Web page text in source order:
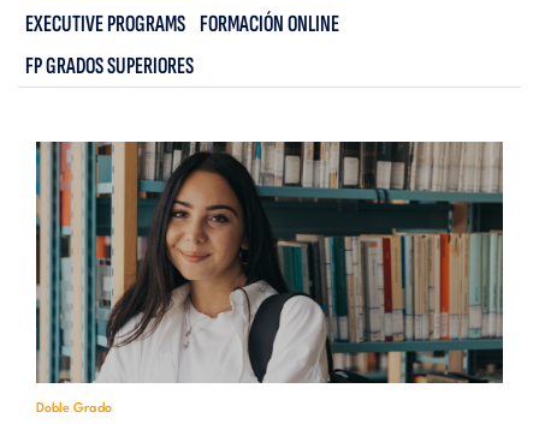
EXECUTIVE PROGRAMS FORMACIÓN ONLINE
FP GRADOS SUPERIORES
Doble Grado